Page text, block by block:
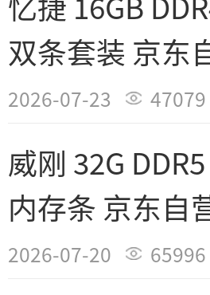
双条套装 京东
手775元
2026-07-23 47079
威刚 32G
内存条 京东自
3899元
2026-07-20 65996